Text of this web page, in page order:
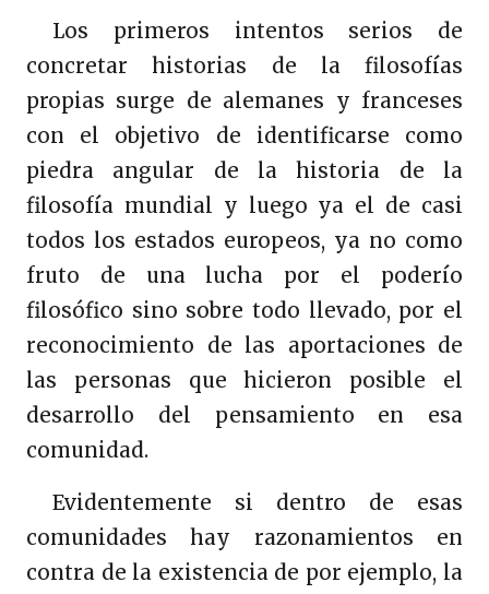
Los primeros intentos serios de
concretar historias de la filosofías
propias surge de alemanes y franceses
con el objetivo de identificarse como
piedra angular de la historia de la
filosofía mundial y luego ya el de casi
todos los estados europeos, ya no como
fruto de una lucha por el poderío
filosófico sino sobre todo llevado, por el
reconocimiento de las aportaciones de
las personas que hicieron posible el
desarrollo del pensamiento en esa
comunidad.
Evidentemente si dentro de esas
comunidades hay razonamientos en
contra de la existencia de por ejemplo, la